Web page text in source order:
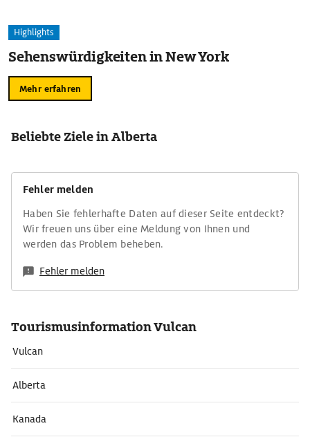
Highlights
Sehenswürdigkeiten in New York
Mehr erfahren
Beliebte Ziele in Alberta
Fehler melden
Haben Sie fehlerhafte Daten auf dieser Seite entdeckt?
Wir freuen uns über eine Meldung von Ihnen und
werden das Problem beheben.
Fehler melden
Tourismusinformation Vulcan
Vulcan
Alberta
Kanada